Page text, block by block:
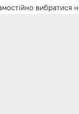
вибратися